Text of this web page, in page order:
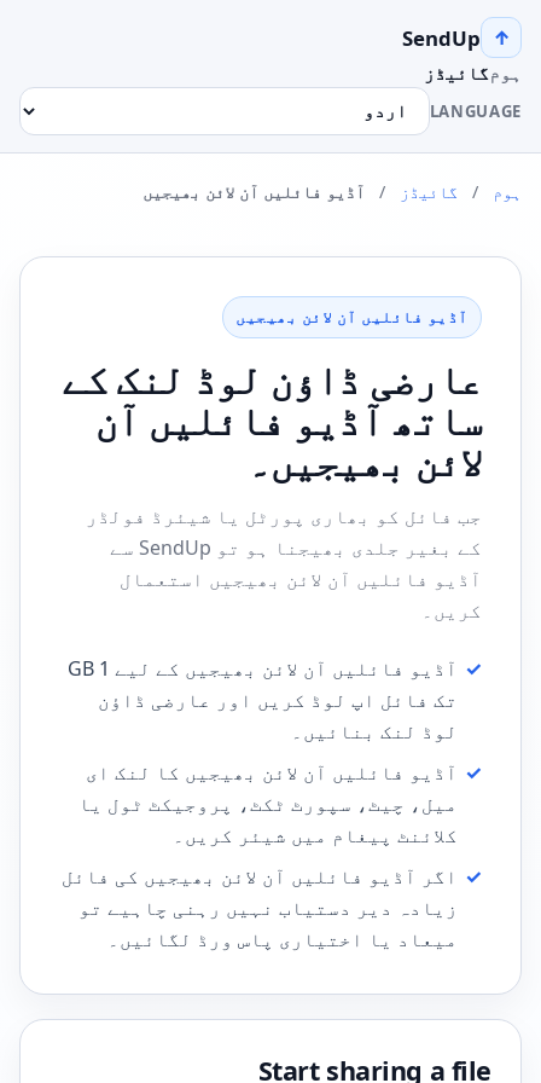
↑
SendUp
ہومگائیڈز
LANGUAGE
ہوم / گائیڈز / آڈیو فائلیں آن لائن بھیجیں
آڈیو فائلیں آن لائن بھیجیں
عارضی ڈاؤن لوڈ لنک کے
ساتھ آڈیو فائلیں آن
لائن بھیجیں۔
جب فائل کو بھاری پورٹل یا شیئرڈ فولڈر
کے بغیر جلدی بھیجنا ہو تو SendUp سے
آڈیو فائلیں آن لائن بھیجیں استعمال
کریں۔
✓
آڈیو فائلیں آن لائن بھیجیں کے لیے 1 GB
تک فائل اپ لوڈ کریں اور عارضی ڈاؤن
لوڈ لنک بنائیں۔
✓ آڈیو فائلیں آن لائن بھیجیں کا لنک ای
میل، چیٹ، سپورٹ ٹکٹ، پروجیکٹ ٹول یا
کلائنٹ پیغام میں شیئر کریں۔
✓ اگر آڈیو فائلیں آن لائن بھیجیں کی فائل
زیادہ دیر دستیاب نہیں رہنی چاہیے تو
میعاد یا اختیاری پاس ورڈ لگائیں۔
Start sharing a file